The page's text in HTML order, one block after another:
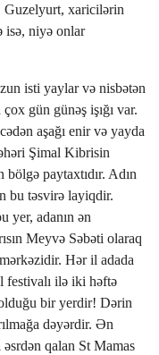
Guzelyurt, xaricilərin
isə, niyə onlar
isti yaylar və nisbətən
gün günəş işığı var.
aşağı enir və yayda
Şimal Kibrisin
paytaxtıdır. Adın
bu təsvirə layiqdir.
yer, adanın ən
Meyvə Səbəti olaraq
Hər il adada
ilə iki həftə
bir yerdir! Dərin
dəyərdir. Ən
qalan St Mamas